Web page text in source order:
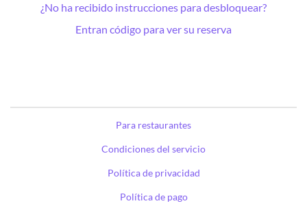
¿No ha recibido instrucciones para desbloquear?
Entran código para ver su reserva
Para restaurantes
Condiciones del servicio
Política de privacidad
Política de pago